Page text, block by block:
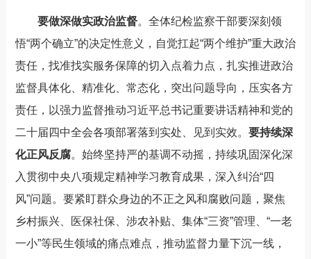
要做深做实政治监督。全体纪检监察干部要深刻领
悟“两个确立”的决定性意义，自觉扛起“两个维护”重大政治
责任，找准找实服务保障的切入点着力点，扎实推进政治
监督具体化、精准化、常态化，突出问题导向，压实各方
责任，以强力监督推动习近平总书记重要讲话精神和党的
二十届四中全会各项部署落到实处、见到实效。 要持续深
化正风反腐。始终坚持严的基调不动摇，持续巩固深化深
入贯彻中央八项规定精神学习教育成果，深入纠治“四
风”问题。要紧盯群众身边的不正之风和腐败问题，聚焦
乡村振兴、医保社保、涉农补贴、集体“三资”管理、“一老
一小”等民生领域的痛点难点，推动监督力量下沉一线，